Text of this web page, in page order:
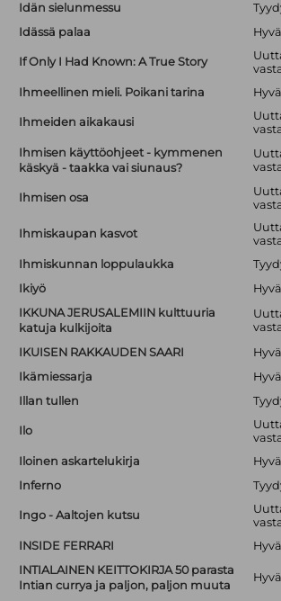
Idän sielunmessu
Idässä palaa
Hyvä
If Only I Had Known: A True Story
Ihmeellinen mieli. Poikani tarina Hyvä
Ihmeiden aikakausi
Ihmisen käyttöohjeet - kymmenen
käskyä - taakka vai siunaus?
Ihmisen osa
Ihmiskaupan kasvot
Ihmiskunnan loppulaukka
Ikiyö
Hyvä
IKKUNA JERUSALEMIIN kulttuuria
katuja kulkijoita
IKUISEN RAKKAUDEN SAARI Hyvä
Ikämiessarja
Hyvä
Illan tullen
Ilo
Iloinen askartelukirja Hyvä
Inferno
Ingo - Aaltojen kutsu
INSIDE FERRARI Hyvä
INTIALAINEN KEITTOKIRJA 50 parasta
Intian currya ja paljon, paljon muuta
Hyvä